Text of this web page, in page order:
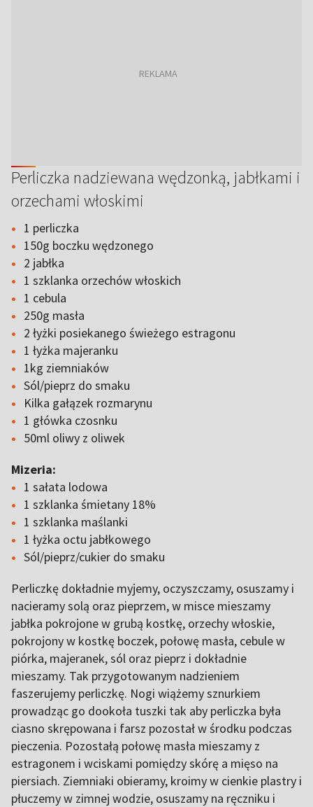
Perliczka nadziewana wędzonką, jabłkami i
orzechami włoskimi
1 perliczka
150g boczku wędzonego
2 jabłka
1 szklanka orzechów włoskich
1 cebula
250g masła
2 łyżki posiekanego świeżego estragonu
1 łyżka majeranku
1kg ziemniaków
Sól/pieprz do smaku
Kilka gałązek rozmarynu
1 główka czosnku
50ml oliwy z oliwek
Mizeria:
1 sałata lodowa
1 szklanka śmietany 18%
1 szklanka maślanki
1 łyżka octu jabłkowego
Sól/pieprz/cukier do smaku
Perliczkę dokładnie myjemy, oczyszczamy, osuszamy i
nacieramy solą oraz pieprzem, w misce mieszamy
jabłka pokrojone w grubą kostkę, orzechy włoskie,
pokrojony w kostkę boczek, połowę masła, cebule w
piórka, majeranek, sól oraz pieprz i dokładnie
mieszamy. Tak przygotowanym nadzieniem
faszerujemy perliczkę. Nogi wiążemy sznurkiem
prowadząc go dookoła tuszki tak aby perliczka była
ciasno skrępowana i farsz pozostał w środku podczas
pieczenia. Pozostałą połowę masła mieszamy z
estragonem i wciskami pomiędzy skórę a mięso na
piersiach. Ziemniaki obieramy, kroimy w cienkie plastry i
płuczemy w zimnej wodzie, osuszamy na ręczniku i